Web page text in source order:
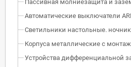
Пассивная молниезащита и
Автоматические выключатели
Светильники настольные.
Корпуса металлические с
Устройства дифференциальной